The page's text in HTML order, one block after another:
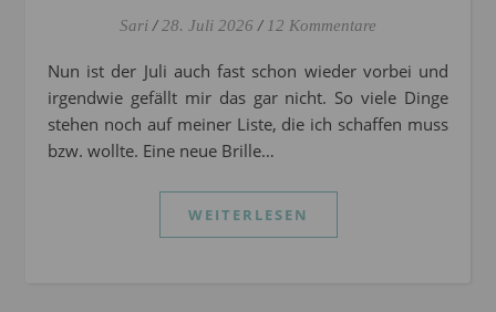
Sari / 28. Juli 2026 / 12 Kommentare
Nun ist der Juli auch fast schon wieder vorbei und
irgendwie gefällt mir das gar nicht. So viele Dinge
stehen noch auf meiner Liste, die ich schaffen muss
bzw. wollte. Eine neue Brille…
WEITERLESEN